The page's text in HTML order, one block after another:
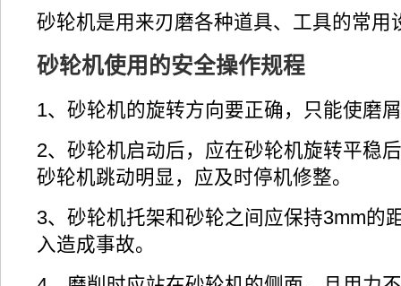
砂轮机是用来刃磨各种道具、工具的常用
砂轮机使用的安全操作规程
1、砂轮机的旋转方向要正确，只能使磨
2、砂轮机启动后，应在砂轮机旋转平稳
砂轮机跳动明显，应及时停机修整。
3、砂轮机托架和砂轮之间应保持3mm的
入造成事故。